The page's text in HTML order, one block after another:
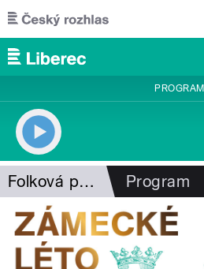
Přejít k hlavnímu obsahu
PROGRAM
Folková pohlazení Program